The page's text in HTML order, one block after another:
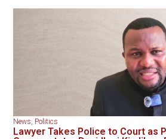
News Politics
Lawyer Takes Police to Court as